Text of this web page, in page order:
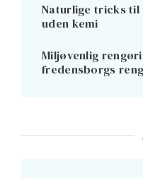
Naturlige tricks
uden kemi
Miljøvenlig
fredensborgs